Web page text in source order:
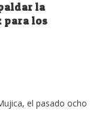
la
para los
el pasado ocho